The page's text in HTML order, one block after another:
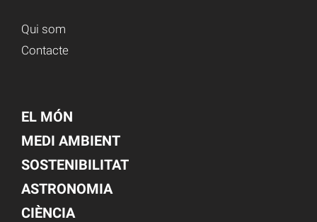
Qui som
Contacte
EL MÓN
MEDI AMBIENT
SOSTENIBILITAT
ASTRONOMIA
CIÈNCIA